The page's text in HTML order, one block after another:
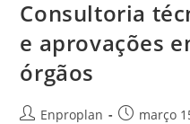
Consultoria
e aprovações
órgãos
Enproplan março